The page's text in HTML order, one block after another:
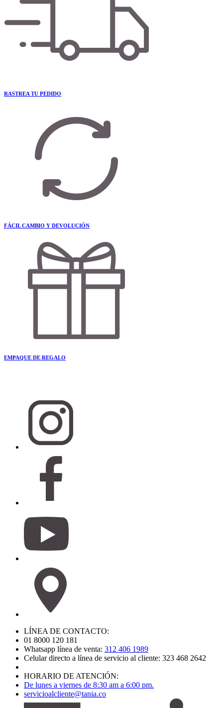
RASTREA TU PEDIDO
FÁCIL CAMBIO Y DEVOLUCIÓN
EMPAQUE DE REGALO
LÍNEA DE CONTACTO:
01 8000 120 181
Whatsapp línea de venta: 312 406 1989
Celular directo a línea de servicio al cliente: 323 468 2642
HORARIO DE ATENCIÓN:
De lunes a viernes de 8:30 am a 6:00 pm.
servicioalcliente@tania.co